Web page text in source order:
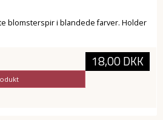
blomsterspir i blandede farver. Holder
18,00 DKK